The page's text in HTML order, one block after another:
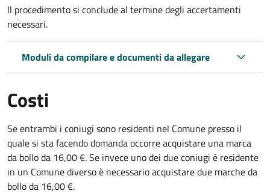
Il procedimento si conclude al termine degli accertamenti
necessari.
Moduli da compilare e documenti da allegare
Costi
Se entrambi i coniugi sono residenti nel Comune presso il
quale si sta facendo domanda occorre acquistare una marca
da bollo da 16,00 €. Se invece uno dei due coniugi è residente
in un Comune diverso è necessario acquistare due marche da
bollo da 16,00 €.